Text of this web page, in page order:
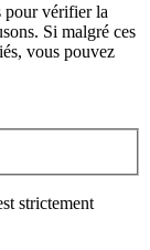
pour vérifier la
Si malgré ces
vous pouvez
strictement